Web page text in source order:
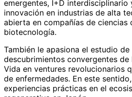
emergentes, I+D interdisciplinario
innovación en industrias de alta
abierta en compañías de ciencias
biotecnología.
También le apasiona el estudio
descubrimientos convergentes de
Vida en ventures revolucionarios
de enfermedades. En este
experiencias prácticas en el